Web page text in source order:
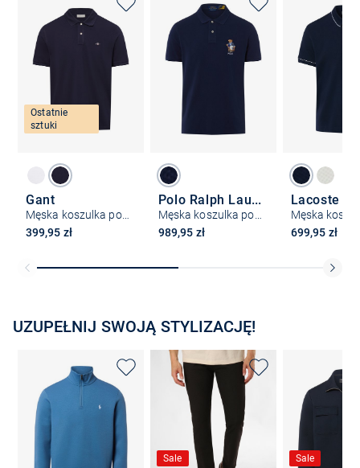
Ostatnie
sztuki
Gant
Męska koszulka polo
399,95 zł
Polo Ralph Lauren
Męska koszulka polo
989,95 zł
Lacoste
699,95 zł
UZUPEŁNIJ SWOJĄ STYLIZACJĘ!
Sale
Sale